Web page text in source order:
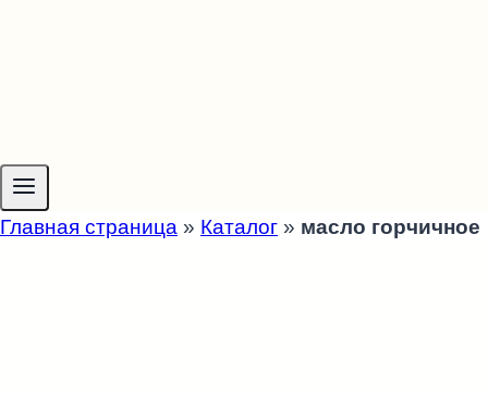
Главная страница » Каталог » масло горчичное